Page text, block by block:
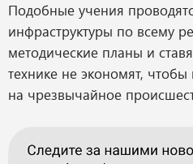
Подобные учения
инфраструктуры по всему
методические планы и
технике не экономят,
на чрезвычайное